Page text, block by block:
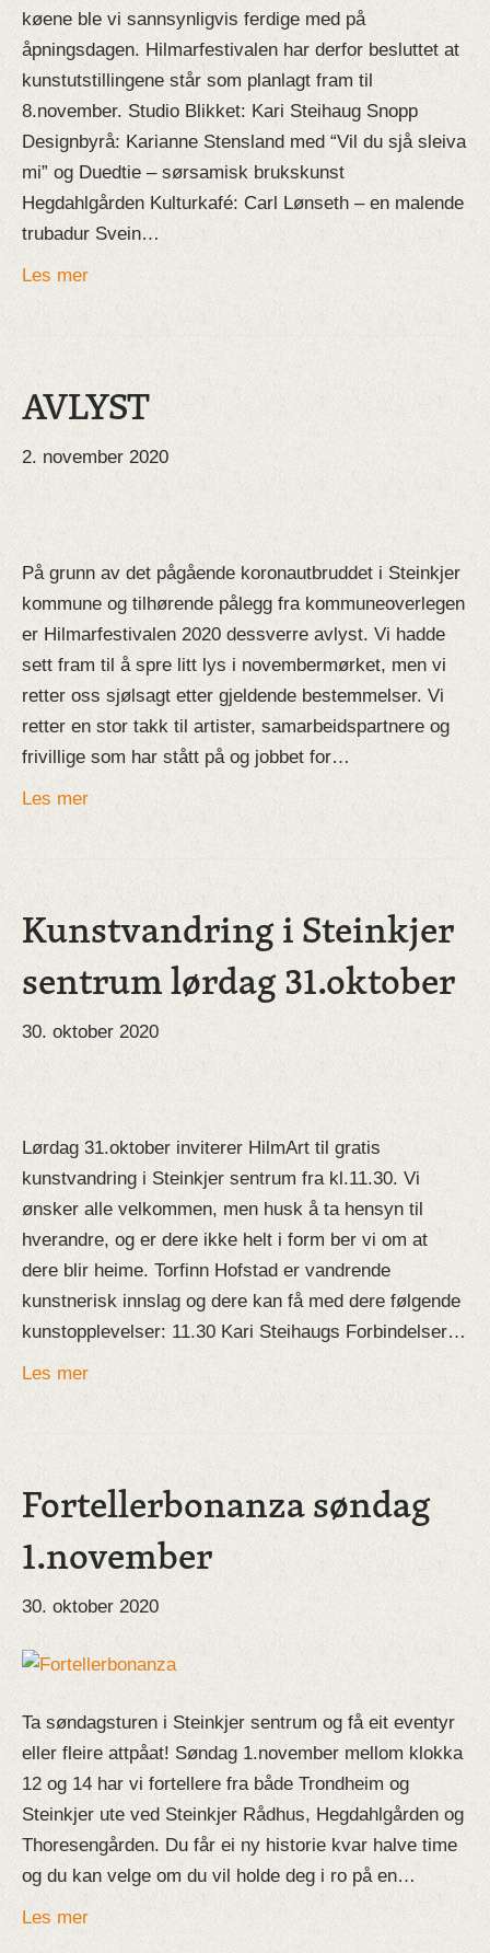
køene ble vi sannsynligvis ferdige med på
åpningsdagen. Hilmarfestivalen har derfor besluttet at
kunstutstillingene står som planlagt fram til
8.november. Studio Blikket: Kari Steihaug Snopp
Designbyrå: Karianne Stensland med “Vil du sjå sleiva
mi” og Duedtie – sørsamisk brukskunst
Hegdahlgården Kulturkafé: Carl Lønseth – en malende
trubadur Svein…
Les mer
AVLYST
2. november 2020
På grunn av det pågående koronautbruddet i Steinkjer
kommune og tilhørende pålegg fra kommuneoverlegen
er Hilmarfestivalen 2020 dessverre avlyst. Vi hadde
sett fram til å spre litt lys i novembermørket, men vi
retter oss sjølsagt etter gjeldende bestemmelser. Vi
retter en stor takk til artister, samarbeidspartnere og
frivillige som har stått på og jobbet for…
Les mer
Kunstvandring i Steinkjer
sentrum lørdag 31.oktober
30. oktober 2020
Lørdag 31.oktober inviterer HilmArt til gratis
kunstvandring i Steinkjer sentrum fra kl.11.30. Vi
ønsker alle velkommen, men husk å ta hensyn til
hverandre, og er dere ikke helt i form ber vi om at
dere blir heime. Torfinn Hofstad er vandrende
kunstnerisk innslag og dere kan få med dere følgende
kunstopplevelser: 11.30 Kari Steihaugs Forbindelser…
Les mer
Fortellerbonanza søndag
1.november
30. oktober 2020
Ta søndagsturen i Steinkjer sentrum og få eit eventyr
eller fleire attpåat! Søndag 1.november mellom klokka
12 og 14 har vi fortellere fra både Trondheim og
Steinkjer ute ved Steinkjer Rådhus, Hegdahlgården og
Thoresengården. Du får ei ny historie kvar halve time
og du kan velge om du vil holde deg i ro på en…
Les mer